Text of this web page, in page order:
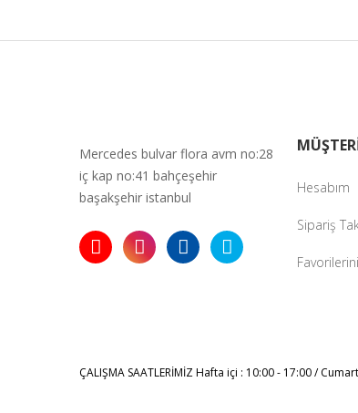
Mercedes bulvar flora avm no:28
iç kap no:41 bahçeşehir
başakşehir istanbul
Hesabım
Sipariş
ÇALIŞMA SAATLERİMİZHafta içi : 10:00 - 17:00 /